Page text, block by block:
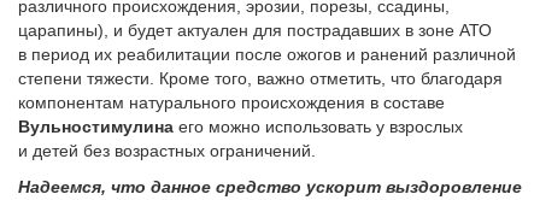
различного происхождения, эрозии, порезы, ссадины,
царапины), и будет актуален для пострадавших в зоне АТО
в период их реабилитации после ожогов и ранений различной
степени тяжести. Кроме того, важно отметить, что благодаря
компонентам натурального происхождения в составе
Вульностимулина его можно использовать у взрослых
и детей без возрастных ограничений.
Надеемся, что данное средство ускорит выздоровление